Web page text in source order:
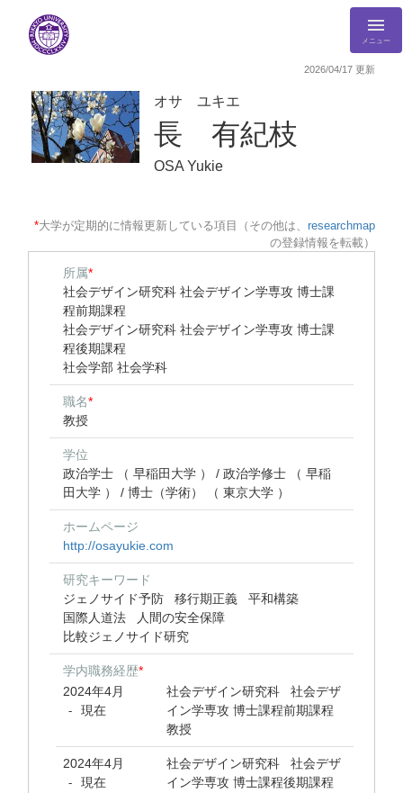
メニュー
2026/04/17 更新
オサ ユキエ
長 有紀枝
OSA Yukie
*大学が定期的に情報更新している項目（その他は、 researchmap
の登録情報を転載）
所属*
社会デザイン研究科 社会デザイン学専攻 博士課
程前期課程
社会デザイン研究科 社会デザイン学専攻 博士課
程後期課程
社会学部 社会学科
職名*
教授
学位
政治学士 （ 早稲田大学 ） / 政治学修士 （ 早稲
田大学 ） / 博士（学術） （ 東京大学 ）
ホームページ
http://osayukie.com
研究キーワード
ジェノサイド予防
移行期正義
平和構築
国際人道法
人間の安全保障
比較ジェノサイド研究
学内職務経歴*
2024年4月
- 現在
社会デザイン研究科 社会デザ
イン学専攻 博士課程前期課程
教授
2024年4月
- 現在
社会デザイン研究科 社会デザ
イン学専攻 博士課程後期課程